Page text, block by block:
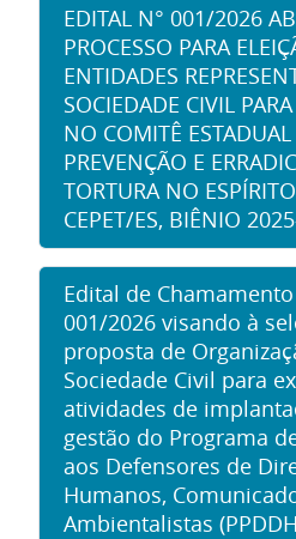
EDITAL N° 001/2026
PROCESSO PARA
ENTIDADES
SOCIEDADE CIVIL
NO COMITÊ ESTADUAL
PREVENÇÃO E
TORTURA NO
CEPET/ES, BIÊNIO
Edital de
001/2026 visando à
proposta de
Sociedade Civil para
atividades de
gestão do Programa
aos Defensores de
Humanos,
Ambientalistas